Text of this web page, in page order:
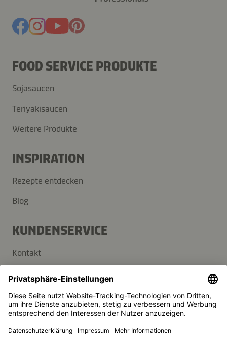
FOOD SERVICE PRODUKTE
Sojasaucen
Teriyakisaucen
Weitere Produkte
INSPIRATION
Rezepte entdecken
Blog
KUNDENSERVICE
Kontakt
FAQ
Presse
Kikkoman ist ein eingetragenes Warenzeichen der Kikkoman